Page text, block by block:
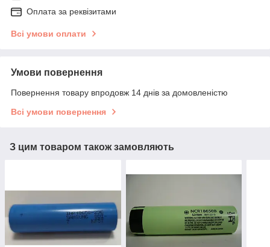
Оплата за реквізитами
Всі умови оплати
Умови повернення
Повернення товару впродовж 14 днів за домовленістю
Всі умови повернення
З цим товаром також замовляють